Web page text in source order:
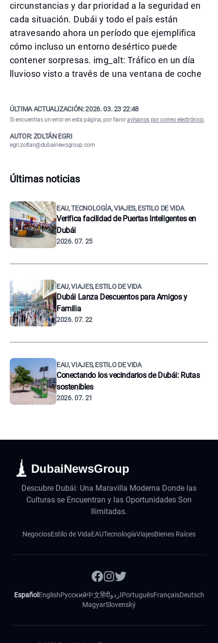
circunstancias y dar prioridad a la seguridad en
cada situación. Dubái y todo el país están
atravesando ahora un período que ejemplifica
cómo incluso un entorno desértico puede
contener sorpresas. img_alt: Tráfico en un día
lluvioso visto a través de una ventana de coche
ÚLTIMA ACTUALIZACIÓN:2026. 03. 23 22:48
Si encuentras un error en esta página, por favoravísanos por correo electrónico.
AUTOR: ZOLTÁN EGRI
egri.zoltan@dubainewsgroup.com
Últimas noticias
EAU, TECNOLOGÍA, VIAJES, ESTILO DE VIDA
Verifica facilidad de Puertas Inteligentes en
Dubái
2026. 07. 25
EAU, VIAJES, ESTILO DE VIDA
Dubái Lanza Descuentos para Amigos y
Familia
2026. 07. 22
EAU, VIAJES, ESTILO DE VIDA
Conectando los vecindarios de Dubái: Rutas
sostenibles
2026. 07. 21
DubaiNewsGroup
Descubre Dubái: Una Maravilla Moderna Donde las
Culturas se Encuentran y las Oportunidades Son
Ilimitadas.
NegociosEstilo de VidaEAUTecnologíaViajesBienes Raíces
Español EnglishРусский中文हिंदीاردوPortuguêsFrançaisDeutsch
MagyarSlovenský